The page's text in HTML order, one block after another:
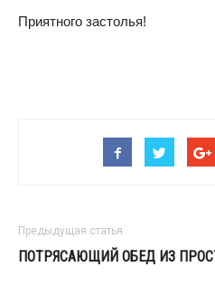
Приятного застолья!
Предыдущая статья
ПОТРЯСАЮЩИЙ ОБЕД ИЗ